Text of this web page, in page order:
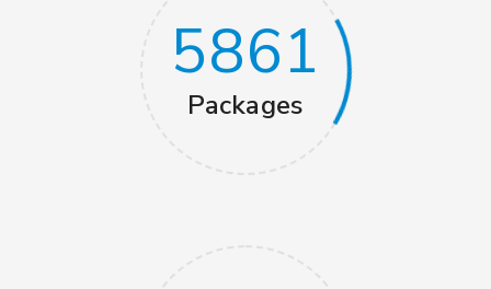
5861
Packages